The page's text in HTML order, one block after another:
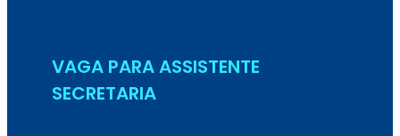
VAGA PARA ASSISTENTE
SECRETARIA